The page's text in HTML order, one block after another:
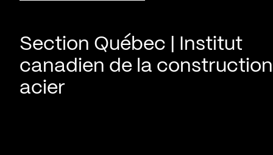
Section Québec | Institut
canadien de la
acier